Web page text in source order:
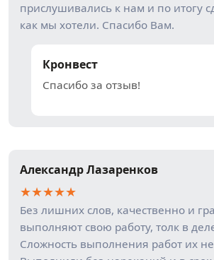
прислушивались к нам и по итогу
как мы хотели. Спасибо Вам.
Кронвест
Спасибо за отзыв!
Александр Лазаренков
★★★★★
Без лишних слов, качественно и
выполняют свою работу, толк в
Сложность выполнения работ их не